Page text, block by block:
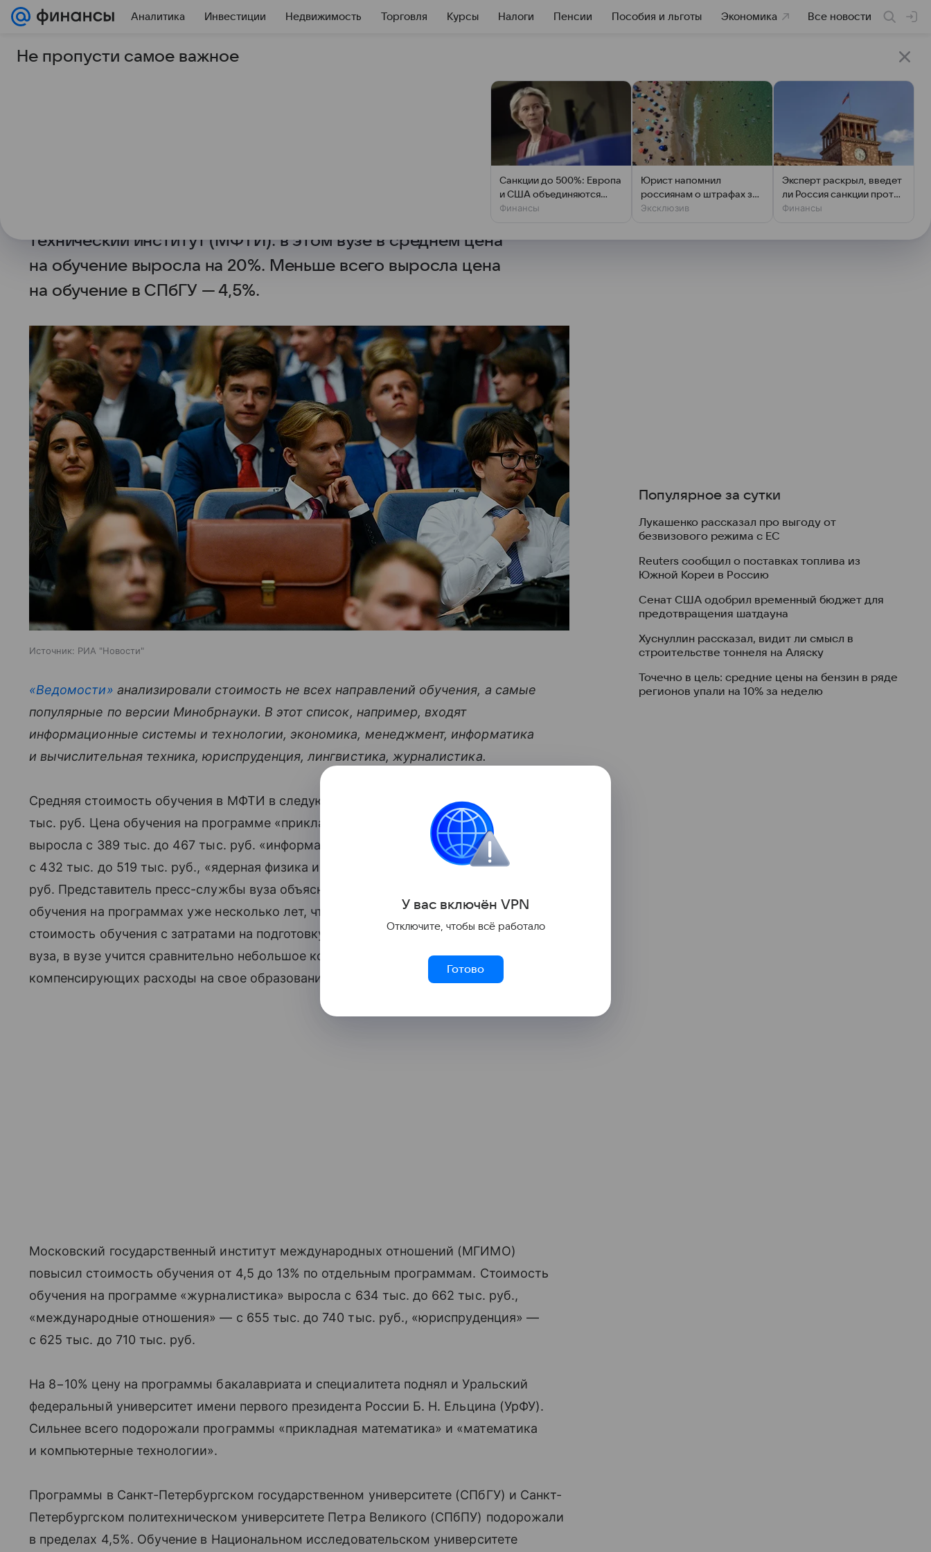
Аналитика Инвестиции Недвижимость Торговля Курсы Налоги Пенсии Пособия и льготы Экономика Все новости
13 июня 2024 Коммерсантъ
«Ведомости»: российские вузы подняли
проанализировало, как изменилась стоимость обучения в топ-10
российских вузов. Рекордсменом стал Московский физико-
технический институт (МФТИ): в этом вузе в среднем цена
на обучение выросла на 20%. Меньше всего выросла цена
на обучение в СПбГУ — 4,5%.
Источник: РИА "Новости"
«Ведомости» анализировали стоимость не всех направлений обучения, а самые
популярные по версии Минобрнауки. В этот список, например, входят
информационные системы и технологии, экономика, менеджмент, информатика
и вычислительная техника, юриспруденция, лингвистика, журналистика.
Средняя стоимость обучения в МФТИ в следующем учебном году составит около 560
тыс. руб. Цена обучения на программе «прикладная математика и физика» в МФТИ
выросла с 389 тыс. до 467 тыс. руб. «информатика и вычислительная техника» —
с 432 тыс. до 519 тыс. руб., «ядерная физика и технологии» — с 504 тыс. до 605 тыс.
руб. Представитель пресс-службы вуза объяснил, что МФТИ повышает стоимость
обучения на программах уже несколько лет, чтобы уравнять коммерческую
стоимость обучения с затратами на подготовку студентов. По словам представителя
вуза, в вузе учится сравнительно небольшое количество студентов, самостоятельно
компенсирующих расходы на свое образование (около 15%).
Московский государственный институт международных отношений (МГИМО)
повысил стоимость обучения от 4,5 до 13% по отдельным программам. Стоимость
обучения на программе «журналистика» выросла с 634 тыс. до 662 тыс. руб.,
«международные отношения» — с 655 тыс. до 740 тыс. руб., «юриспруденция» —
с 625 тыс. до 710 тыс. руб.
На 8−10% цену на программы бакалавриата и специалитета поднял и Уральский
федеральный университет имени первого президента России Б. Н. Ельцина (УрФУ).
Сильнее всего подорожали программы «прикладная математика» и «математика
и компьютерные технологии».
Программы в Санкт-Петербургском государственном университете (СПбГУ) и Санкт-
Петербургском политехническом университете Петра Великого (СПбПУ) подорожали
в пределах 4,5%. Обучение в Национальном исследовательском университете
Популярное за сутки
Лукашенко рассказал про выгоду от
безвизового режима с ЕС
Reuters сообщил о поставках топлива из
Южной Кореи в Россию
Сенат США одобрил временный бюджет для
предотвращения шатдауна
Хуснуллин рассказал, видит ли смысл в
строительстве тоннеля на Аляску
Точечно в цель: средние цены на бензин в ряде
регионов упали на 10% за неделю
Не пропусти самое важное
Санкции до 500%: Европа
и США объединяются
против России
Финансы
Юрист напомнил
россиянам о штрафах за
пиво на пляже
Эксклюзив
Эксперт раскрыл, введет
ли Россия санкции против
Армении
Финансы
У вас включён VPN
Отключите, чтобы всё работало
Готово